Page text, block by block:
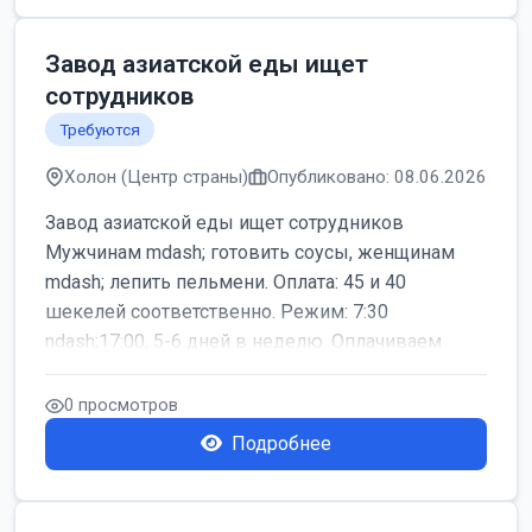
Завод азиатской еды ищет
сотрудников
Требуются
Холон (Центр страны) Опубликовано: 08.06.2026
Завод азиатской еды ищет сотрудников
Мужчинам mdash; готовить соусы, женщинам
mdash; лепить пельмени. Оплата: 45 и 40
шекелей соответственно. Режим: 7:30
ndash;17:00, 5-6 дней в неделю. Оплачиваем
дор...
0 просмотров
Подробнее